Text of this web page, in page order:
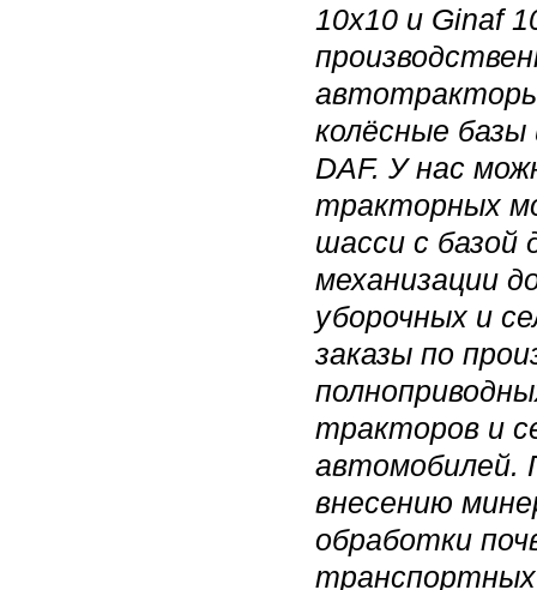
10x10 и Ginaf
автотракторы
колёсные
DAF. У нас
тракторных
шасси с базой
механизации
уборочных и
заказы по
тракторов и
автомобилей.
внесению
обработки
транспортных